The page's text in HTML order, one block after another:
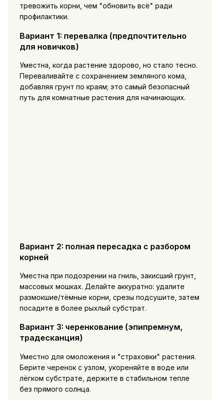
тревожить корни, чем "обновить всё" ради
профилактики.
Вариант 1: перевалка (предпочтительно
для новичков)
Уместна, когда растение здорово, но стало тесно.
Переваливайте с сохранением земляного кома,
добавляя грунт по краям; это самый безопасный
путь для комнатные растения для начинающих.
Вариант 2: полная пересадка с разбором
корней
Уместна при подозрении на гниль, закисший грунт,
массовых мошках. Делайте аккуратно: удалите
размокшие/тёмные корни, срезы подсушите, затем
посадите в более рыхлый субстрат.
Вариант 3: черенкование (эпипремнум,
традесканция)
Уместно для омоложения и "страховки" растения.
Берите черенок с узлом, укореняйте в воде или
лёгком субстрате, держите в стабильном тепле
без прямого солнца.